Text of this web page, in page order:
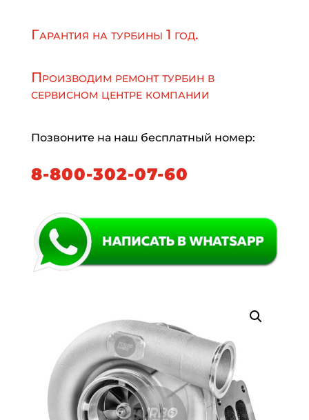
Гарантия на турбины 1 год.
Производим ремонт турбин в
сервисном центре компании
Позвоните на наш бесплатный номер:
8-800-302-07-60